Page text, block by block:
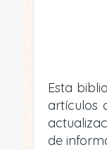
Esta
artículos
de